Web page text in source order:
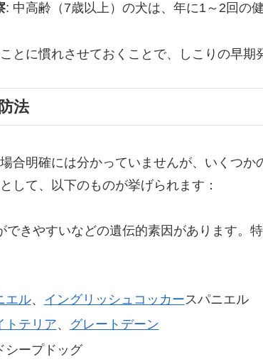
: 中高齢（7歳以上）の犬は、年に1～2回の
とに慣れさせておくことで、しこりの早期
法
合明確には分かっていませんが、いくつか
して、以下のものが挙げられます：
できやすいなどの遺伝的素因があります。
エル、 イングリッシュコッカー スパニエル
トテリア、
グレートデーン
シープドッグ